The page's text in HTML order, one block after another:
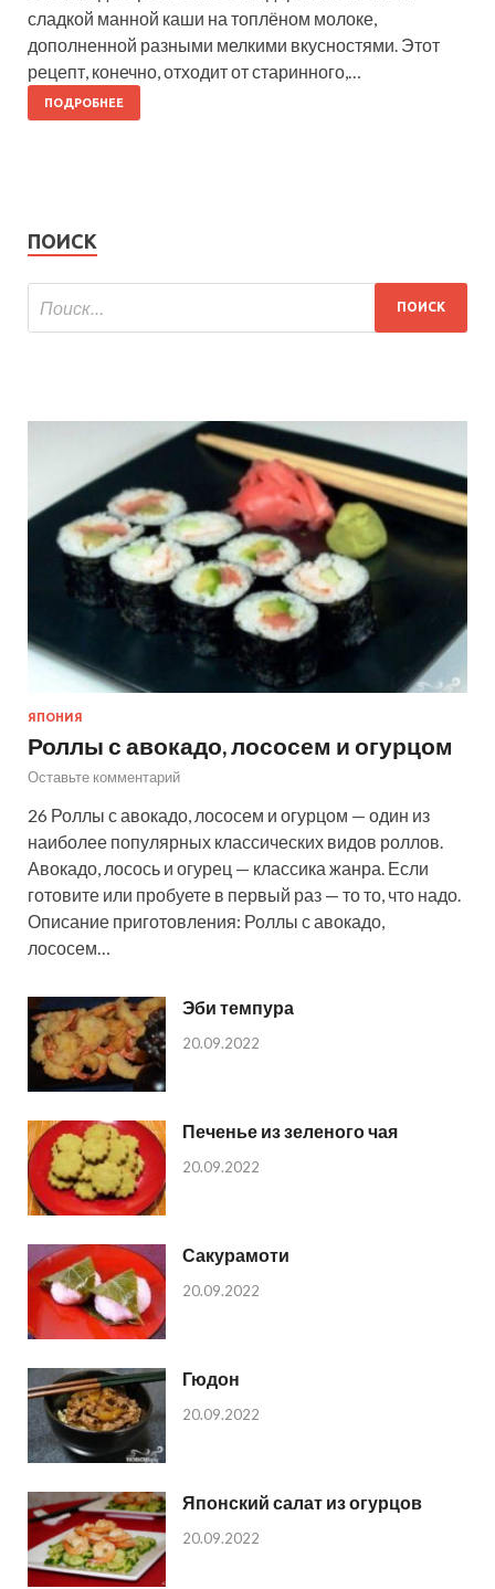
сладкой манной каши на топлёном молоке,
дополненной разными мелкими вкусностями. Этот
рецепт, конечно, отходит от старинного,…
ПОДРОБНЕЕ
ПОИСК
ЯПОНИЯ
Роллы с авокадо, лососем и огурцом
Оставьте комментарий
26 Роллы с авокадо, лососем и огурцом — один из
наиболее популярных классических видов роллов.
Авокадо, лосось и огурец — классика жанра. Если
готовите или пробуете в первый раз — то то, что надо.
Описание приготовления: Роллы с авокадо,
лососем…
Эби темпура
20.09.2022
Печенье из зеленого чая
20.09.2022
Сакурамоти
20.09.2022
Гюдон
20.09.2022
Японский салат из огурцов
20.09.2022